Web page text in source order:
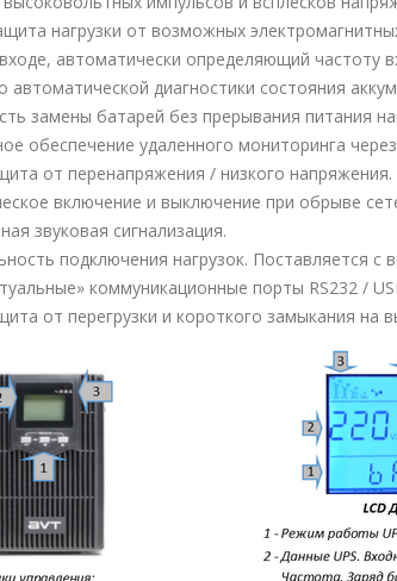
нагрузки от возможных
автоматически определяющий частоту
автоматической диагностики состояния
замены батарей без прерывания питания
обеспечение удаленного мониторинга
от перенапряжения / низкого напряжения.
включение и выключение при обрыве
звуковая сигнализация.
подключения нагрузок. Поставляется с
коммуникационные порты RS232 /
от перегрузки и короткого замыкания на